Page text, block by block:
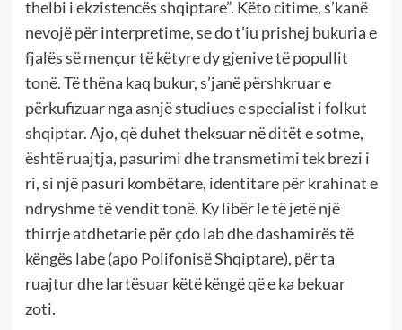
thelbi i ekzistencës shqiptare”. Këto citime, s’kanë
nevojë për interpretime, se do t’iu prishej bukuria e
fjalës së mençur të këtyre dy gjenive të popullit
tonë. Të thëna kaq bukur, s’janë përshkruar e
përkufizuar nga asnjë studiues e specialist i folkut
shqiptar. Ajo, që duhet theksuar në ditët e sotme,
është ruajtja, pasurimi dhe transmetimi tek brezi i
ri, si një pasuri kombëtare, identitare për krahinat e
ndryshme të vendit tonë. Ky libër le të jetë një
thirrje atdhetarie për çdo lab dhe dashamirës të
këngës labe (apo Polifonisë Shqiptare), për ta
ruajtur dhe lartësuar këtë këngë që e ka bekuar
zoti.